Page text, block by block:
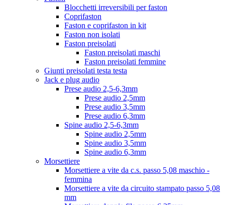
Blocchetti irreversibili per faston
Coprifaston
Faston e coprifaston in kit
Faston non isolati
Faston preisolati
Faston preisolati maschi
Faston preisolati femmine
Giunti preisolati testa testa
Jack e plug audio
Prese audio 2,5-6,3mm
Prese audio 2,5mm
Prese audio 3,5mm
Prese audio 6,3mm
Spine audio 2,5-6,3mm
Spine audio 2,5mm
Spine audio 3,5mm
Spine audio 6,3mm
Morsettiere
Morsettiere a vite da c.s. passo 5,08 maschio -
femmina
Morsettiere a vite da circuito stampato passo 5,08
mm